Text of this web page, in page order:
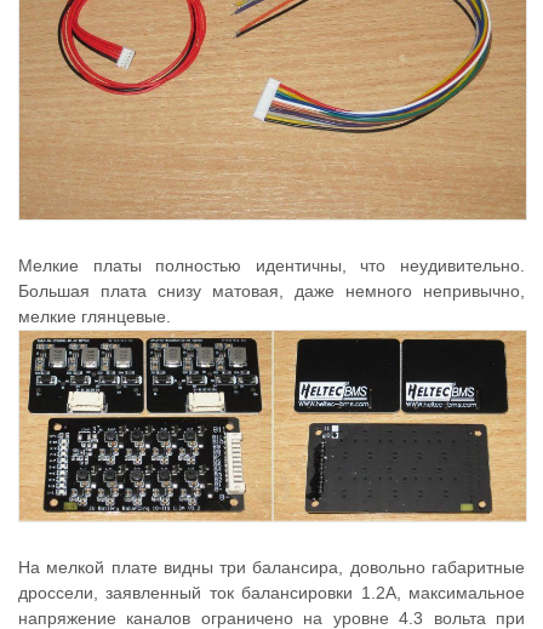
Мелкие платы полностью идентичны, что неудивительно.
Большая плата снизу матовая, даже немного непривычно,
мелкие глянцевые.
На мелкой плате видны три балансира, довольно габаритные
дроссели, заявленный ток балансировки 1.2А, максимальное
напряжение каналов ограничено на уровне 4.3 вольта при